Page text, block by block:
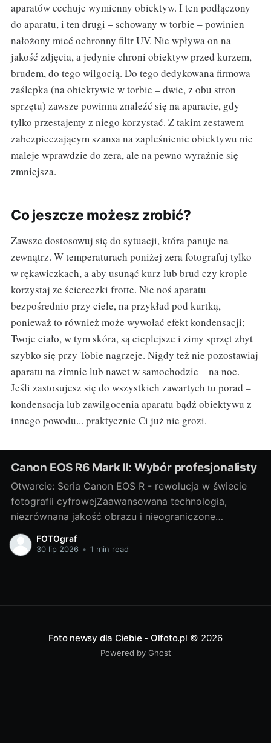
aparatów cechuje wymienny obiektyw. I ten podłączony
do aparatu, i ten drugi – schowany w torbie – powinien
nałożony mieć ochronny filtr UV. Nie wpływa on na
jakość zdjęcia, a jedynie chroni obiektyw przed kurzem,
brudem, do tego wilgocią. Do tego dedykowana firmowa
zaślepka (na obiektywie w torbie – dwie, z obu stron
sprzętu) zawsze powinna znaleźć się na aparacie, gdy
tylko przestajemy z niego korzystać. Z takim zestawem
zabezpieczającym szansa na zapleśnienie obiektywu nie
maleje wprawdzie do zera, ale na pewno wyraźnie się
zmniejsza.
Co jeszcze możesz zrobić?
Zawsze dostosowuj się do sytuacji, która panuje na
zewnątrz. W temperaturach poniżej zera fotografuj tylko
w rękawiczkach, a aby usunąć kurz lub brud czy krople –
korzystaj ze ściereczki frotte. Nie noś aparatu
bezpośrednio przy ciele, na przykład pod kurtką,
ponieważ to również może wywołać efekt kondensacji;
Twoje ciało, w tym skóra, są cieplejsze i zimy sprzęt zbyt
szybko się przy Tobie nagrzeje. Nigdy też nie pozostawiaj
aparatu na zimnie lub nawet w samochodzie – na noc.
Jeśli zastosujesz się do wszystkich zawartych tu porad –
kondensacja lub zawilgocenia aparatu bądź obiektywu z
innego powodu... praktycznie Ci już nie grozi.
Canon EOS R6 Mark II: Wybór profesjonalisty
Otwarcie: Seria Canon EOS R - rewolucja w świecie
fotografii cyfrowejZaawansowana technologia,
niezrównana jakość obrazu i nieograniczone
możliwości twórcze - to wszystko oferuje nam
wspaniała seria Canon EOS R. Niewątpliwie jest to
FOTOgraf
30 lip 2026 • 1 min read
Foto newsy dla Ciebie - Olfoto.pl © 2026
Powered by Ghost